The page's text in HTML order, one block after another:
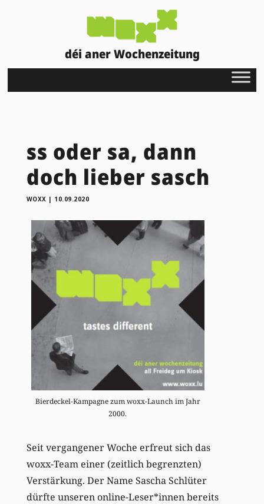
déi aner Wochenzeitung
ss oder sa, dann
doch lieber sasch
WOXX | 10.09.2020
Bierdeckel-Kampagne zum woxx-Launch im Jahr
2000.
Seit vergangener Woche erfreut sich das
woxx-Team einer (zeitlich begrenzten)
Verstärkung. Der Name Sascha Schlüter
dürfte unseren online-Leser*innen bereits